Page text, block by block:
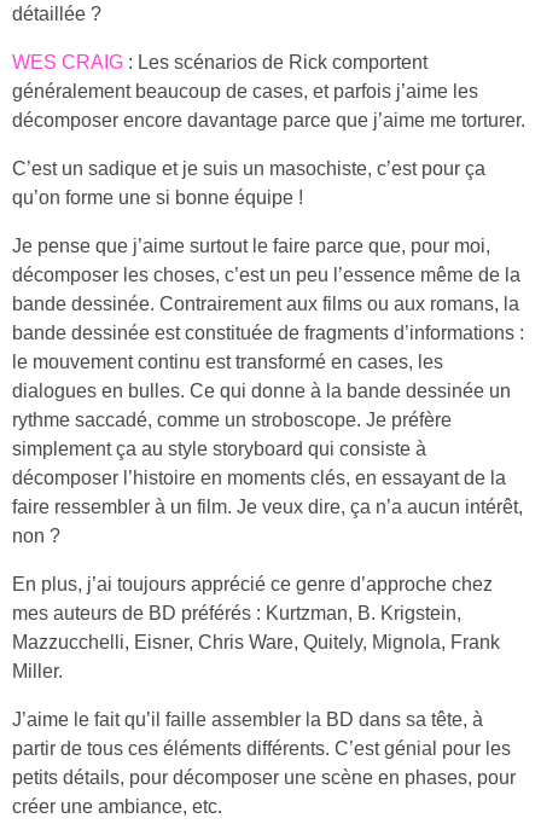
détaillée ?
WES CRAIG : Les scénarios de Rick comportent
généralement beaucoup de cases, et parfois j’aime les
décomposer encore davantage parce que j’aime me torturer.
C’est un sadique et je suis un masochiste, c’est pour ça
qu’on forme une si bonne équipe !
Je pense que j’aime surtout le faire parce que, pour moi,
décomposer les choses, c’est un peu l’essence même de la
bande dessinée. Contrairement aux films ou aux romans, la
bande dessinée est constituée de fragments d’informations :
le mouvement continu est transformé en cases, les
dialogues en bulles. Ce qui donne à la bande dessinée un
rythme saccadé, comme un stroboscope. Je préfère
simplement ça au style storyboard qui consiste à
décomposer l’histoire en moments clés, en essayant de la
faire ressembler à un film. Je veux dire, ça n’a aucun intérêt,
non ?
En plus, j’ai toujours apprécié ce genre d’approche chez
mes auteurs de BD préférés : Kurtzman, B. Krigstein,
Mazzucchelli, Eisner, Chris Ware, Quitely, Mignola, Frank
Miller.
J’aime le fait qu’il faille assembler la BD dans sa tête, à
partir de tous ces éléments différents. C’est génial pour les
petits détails, pour décomposer une scène en phases, pour
créer une ambiance, etc.